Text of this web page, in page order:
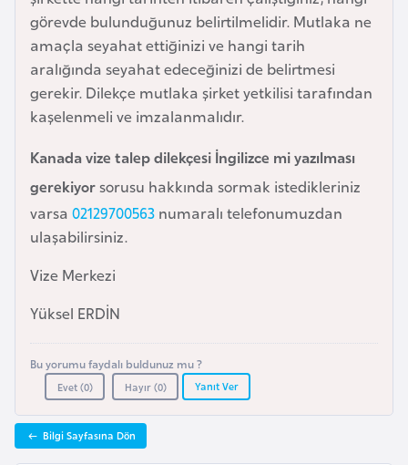
görevde bulunduğunuz belirtilmelidir. Mutlaka ne
amaçla seyahat ettiğinizi ve hangi tarih
aralığında seyahat edeceğinizi de belirtmesi
gerekir. Dilekçe mutlaka şirket yetkilisi tarafından
kaşelenmeli ve imzalanmalıdır.
Kanada vize talep dilekçesi İngilizce mi yazılması
gerekiyorsorusu hakkında sormak istedikleriniz
varsa 02129700563 numaralı telefonumuzdan
ulaşabilirsiniz.
Vize Merkezi
Yüksel ERDİN
Bu yorumu faydalı buldunuz mu ?
Evet (0) Hayır (0) Yanıt Ver
Bilgi Sayfasına Dön
e
n
i
n
o
s
n
a
e
r
B
u